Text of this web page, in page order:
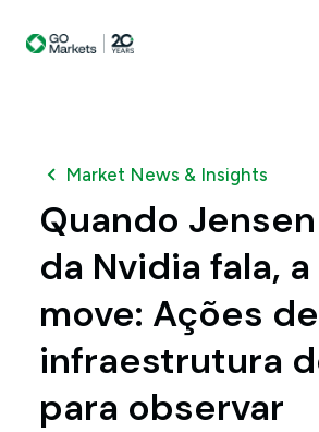
Market News & Insights
Quando
da Nvidia fala,
move: Ações de
infraestrutura
para observar